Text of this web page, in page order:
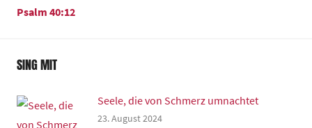
Psalm 40:12
SING MIT
Seele, die von Schmerz umnachtet
23. August 2024